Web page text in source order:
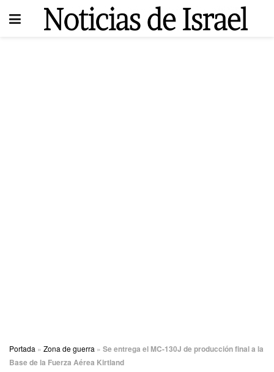
Portada » Zona de guerra » Se entrega el MC-130J de producción final a la
Base de la Fuerza Aérea Kirtland